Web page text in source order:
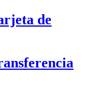
de